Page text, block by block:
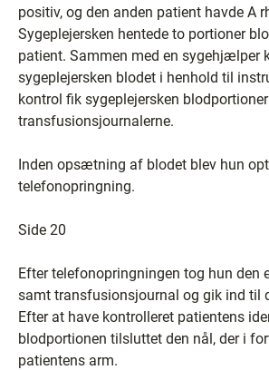
positiv, og den anden patient havde A
Sygeplejersken hentede to portioner
patient. Sammen med en sygehjælper
sygeplejersken blodet i henhold til
kontrol fik sygeplejersken
transfusionsjournalerne.
Inden opsætning af blodet blev hun
telefonopringning.
Side 20
Efter telefonopringningen tog hun den
samt transfusionsjournal og gik ind til
Efter at have kontrolleret patientens
blodportionen tilsluttet den nål, der i
patientens arm.